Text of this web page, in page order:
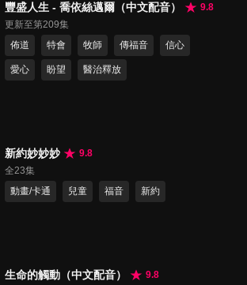
豐盛人生 - 喬依絲邁爾（中文配音）
9.8
更新至第209集
佈道
特會 牧師 傳福音 信心
愛心 盼望 醫治釋放
新約妙妙妙
9.8
全23集
動畫/卡通
兒童 福音 新約
生命的觸動（中文配音）
9.8